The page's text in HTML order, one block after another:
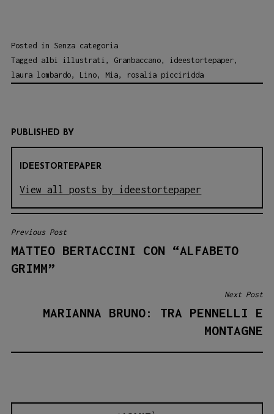
Posted in Senza categoria
Tagged albi illustrati , Granbaccano, ideestortepaper,
laura lombardo, Lino, Mia, rosalia picciridda
PUBLISHED BY
IDEESTORTEPAPER
View all posts by ideestortepaper
NAVIGAZIONE
ARTICOLI
Previous Post
MATTEO BERTACCINI CON “ALFABETO
GRIMM”
Next Post
MARIANNA BRUNO: TRA PENNELLI E
MONTAGNE